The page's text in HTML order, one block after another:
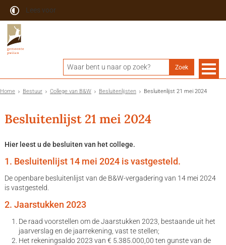
Lees voor
Home Bestuur College van B&W Besluitenlijsten Besluitenlijst 21 mei 2024
Besluitenlijst 21 mei 2024
Hier leest u de besluiten van het college.
1. Besluitenlijst 14 mei 2024 is vastgesteld.
De openbare besluitenlijst van de B&W-vergadering van 14 mei 2024
is vastgesteld.
2. Jaarstukken 2023
De raad voorstellen om de Jaarstukken 2023, bestaande uit het
jaarverslag en de jaarrekening, vast te stellen;
Het rekeningsaldo 2023 van € 5.385.000,00 ten gunste van de